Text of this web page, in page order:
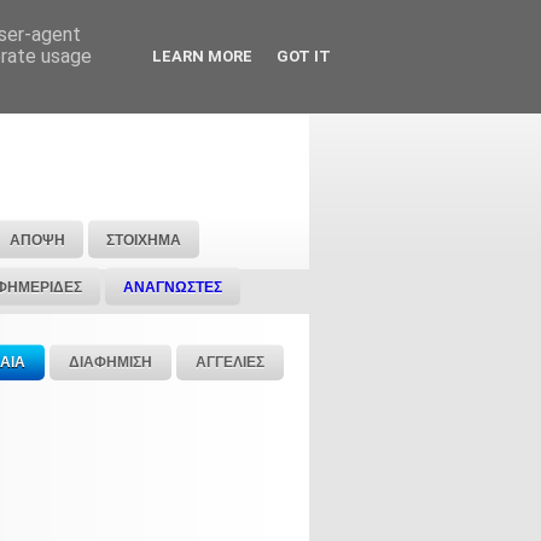
ΑΠΟΨΗ ΣΤΟΙΧΗΜΑ
ΑΝΑΓΝΩΣΤΕΣ
ΔΙΑΦΗΜΙΣΗ ΑΓΓΕΛΙΕΣ
agent
usage
LEARN MORE GOT IT